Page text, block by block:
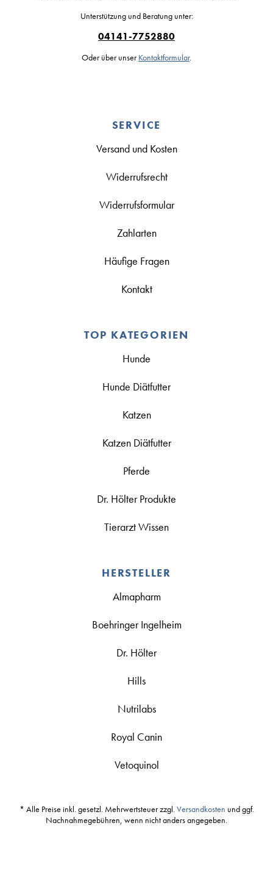
Unterstützung und Beratung unter:
04141-7752880
Oder über unser Kontaktformular.
SERVICE
Versand und Kosten
Widerrufsrecht
Widerrufsformular
Zahlarten
Häufige Fragen
Kontakt
TOP KATEGORIEN
Hunde
Hunde Diätfutter
Katzen
Katzen Diätfutter
Pferde
Dr. Hölter Produkte
Tierarzt Wissen
HERSTELLER
Almapharm
Boehringer Ingelheim
Dr. Hölter
Hills
Nutrilabs
Royal Canin
Vetoquinol
* Alle Preise inkl. gesetzl. Mehrwertsteuer zzgl.Versandkosten und ggf.
Nachnahmegebühren, wenn nicht anders angegeben.